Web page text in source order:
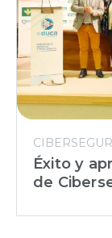
Éxito y
de